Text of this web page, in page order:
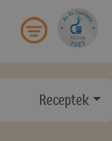
Receptek